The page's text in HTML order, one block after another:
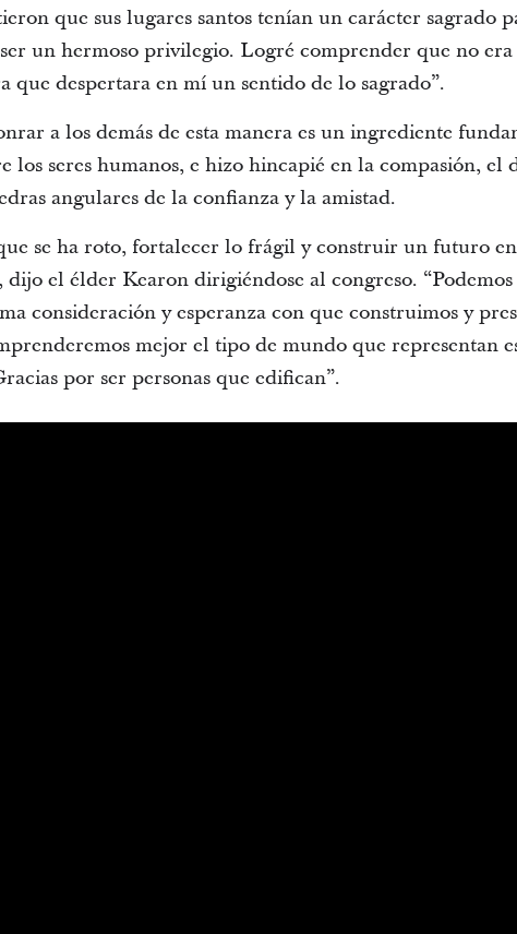
que sus lugares santos tenían un carácter sagrado
un hermoso privilegio. Logré comprender que no
que despertara en mí un sentido de lo sagrado”.
a los demás de esta manera es un ingrediente
los seres humanos, e hizo hincapié en la compasión, el
angulares de la confianza y la amistad.
se ha roto, fortalecer lo frágil y construir un futuro
el élder Kearon dirigiéndose al congreso.
consideración y esperanza con que construimos y
mejor el tipo de mundo que representan
por ser personas que edifican”.